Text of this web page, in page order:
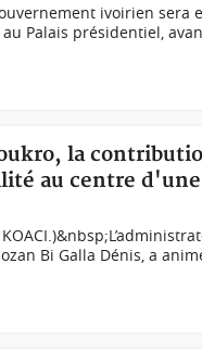
ivoirien sera
Palais présidentiel,
la
au centre d'une
Bi Galla Dénis, a